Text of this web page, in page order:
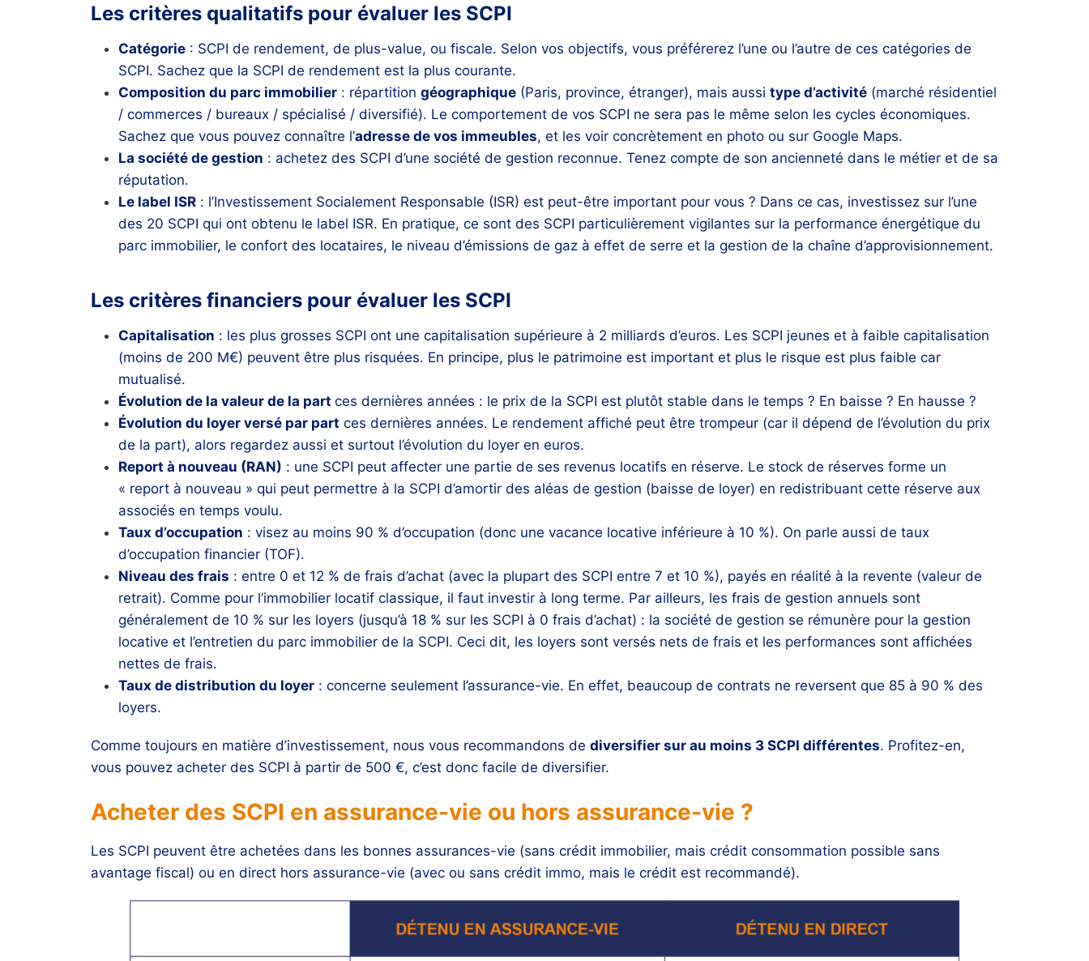
Les critères qualitatifs pour évaluer les SCPI
Catégorie : SCPI de rendement, de plus-value, ou fiscale. Selon vos objectifs, vous préférerez l’une ou l’autre de ces catégories de
SCPI. Sachez que la SCPI de rendement est la plus courante.
Composition du parc immobilier : répartition géographique (Paris, province, étranger), mais aussi type d’activité (marché résidentiel
/ commerces / bureaux / spécialisé / diversifié). Le comportement de vos SCPI ne sera pas le même selon les cycles économiques.
Sachez que vous pouvez connaître l’adresse de vos immeubles, et les voir concrètement en photo ou sur Google Maps.
La société de gestion : achetez des SCPI d’une société de gestion reconnue. Tenez compte de son ancienneté dans le métier et de sa
réputation.
Le label ISR : l’Investissement Socialement Responsable (ISR) est peut-être important pour vous ? Dans ce cas, investissez sur l’une
des 20 SCPI qui ont obtenu le label ISR. En pratique, ce sont des SCPI particulièrement vigilantes sur la performance énergétique du
parc immobilier, le confort des locataires, le niveau d’émissions de gaz à effet de serre et la gestion de la chaîne d’approvisionnement.
Les critères financiers pour évaluer les SCPI
Capitalisation : les plus grosses SCPI ont une capitalisation supérieure à 2 milliards d’euros. Les SCPI jeunes et à faible capitalisation
(moins de 200 M€) peuvent être plus risquées. En principe, plus le patrimoine est important et plus le risque est plus faible car
mutualisé.
Évolution de la valeur de la part ces dernières années : le prix de la SCPI est plutôt stable dans le temps ? En baisse ? En hausse ?
Évolution du loyer versé par part ces dernières années. Le rendement affiché peut être trompeur (car il dépend de l’évolution du prix
de la part), alors regardez aussi et surtout l’évolution du loyer en euros.
Report à nouveau (RAN) : une SCPI peut affecter une partie de ses revenus locatifs en réserve. Le stock de réserves forme un
« report à nouveau » qui peut permettre à la SCPI d’amortir des aléas de gestion (baisse de loyer) en redistribuant cette réserve aux
associés en temps voulu.
Taux d’occupation : visez au moins 90 % d’occupation (donc une vacance locative inférieure à 10 %). On parle aussi de taux
d’occupation financier (TOF).
Niveau des frais : entre 0 et 12 % de frais d’achat (avec la plupart des SCPI entre 7 et 10 %), payés en réalité à la revente (valeur de
retrait). Comme pour l’immobilier locatif classique, il faut investir à long terme. Par ailleurs, les frais de gestion annuels sont
généralement de 10 % sur les loyers (jusqu’à 18 % sur les SCPI à 0 frais d’achat) : la société de gestion se rémunère pour la gestion
locative et l’entretien du parc immobilier de la SCPI. Ceci dit, les loyers sont versés nets de frais et les performances sont affichées
nettes de frais.
Taux de distribution du loyer : concerne seulement l’assurance-vie. En effet, beaucoup de contrats ne reversent que 85 à 90 % des
loyers.
Comme toujours en matière d’investissement, nous vous recommandons de diversifier sur au moins 3 SCPI différentes. Profitez-en,
vous pouvez acheter des SCPI à partir de 500 €, c’est donc facile de diversifier.
Acheter des SCPI en assurance-vie ou hors assurance-vie ?
Les SCPI peuvent être achetées dans les bonnes assurances-vie (sans crédit immobilier, mais crédit consommation possible sans
avantage fiscal) ou en direct hors assurance-vie (avec ou sans crédit immo, mais le crédit est recommandé).